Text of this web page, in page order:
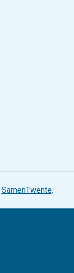
SamenTwente.